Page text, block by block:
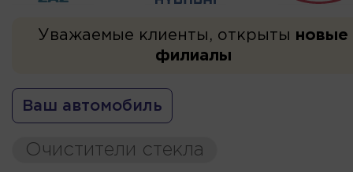
Уважаемые клиенты, открыты новые
филиалы
Ваш автомобиль
Очистители стекла